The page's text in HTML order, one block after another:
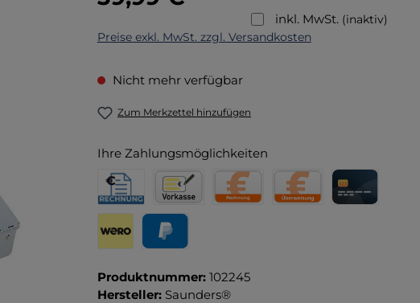
inkl. MwSt. (inaktiv)
Preise exkl. MwSt. zzgl. Versandkosten
Nicht mehr verfügbar
Zum Merkzettel hinzufügen
Ihre Zahlungsmöglichkeiten
Rechnung für Behörden
Vorkasse
Produktnummer: 102245
Hersteller: Saunders®